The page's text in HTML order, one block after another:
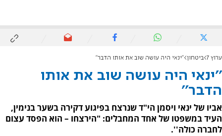
ערוץ 7 ביטחון ''ינאי היה עושה שוב את אותו הדבר''
''ינאי היה עושה שוב את אותו
הדבר''
אביו של ינאי ויסמן הי"ד שנרצח בפיגוע דקירה בשער בנימין,
העיד במשפטו של אחד המחבלים: "הירצחו – הוא הפסד עצום
לחברה כולה''.